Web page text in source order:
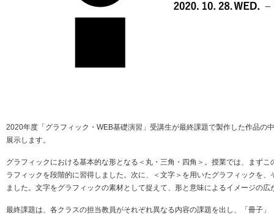
2020年度「グラフィック・WEB基礎演習」受講生が最終課題で製作した作品の
展示します。
グラフィックにおける基本的な形となる＜丸・三角・四角＞。授業では、まず
ラフィックを段階的に習得しました。次に、＜文字＞を用いたグラフィックを
ました。文字をグラフィックの素材として捉えて、形と意味によるイメージの広
最終課題は、各クラスの担当教員がそれぞれ異なる内容の課題を出し、「冊子」